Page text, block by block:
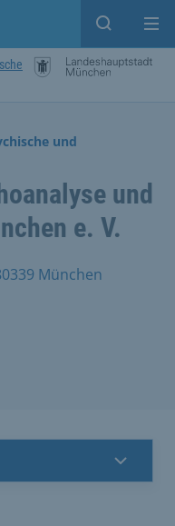
Suche
und
und
e. V.
München